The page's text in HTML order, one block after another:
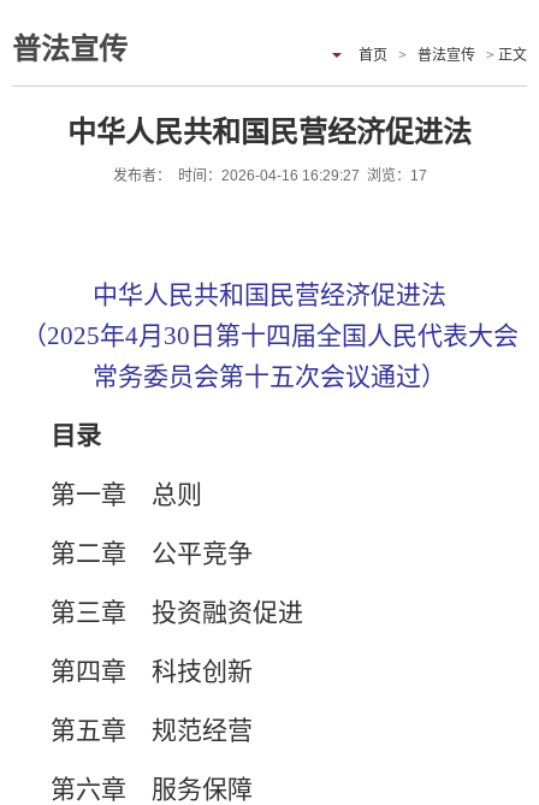
普法宣传 首页 > 普法宣传 > 正文
中华人民共和国民营经济促进法
发布者： 时间：2026-04-16 16:29:27 浏览： 17
中华人民共和国民营经济促进法
（2025年4月30日第十四届全国人民代表大会
常务委员会第十五次会议通过）
目录
第一章 总则
第二章 公平竞争
第三章 投资融资促进
第四章 科技创新
第五章 规范经营
第六章 服务保障